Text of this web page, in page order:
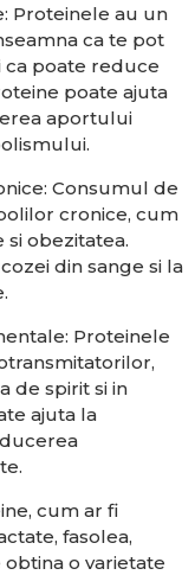
Proteinele au un
ca te pot
ca poate reduce
poate ajuta
aportului
Consumul de
cronice, cum
obezitatea.
din sange si la
Proteinele
de spirit si in
ajuta la
cum ar fi
fasolea,
obtina o varietate